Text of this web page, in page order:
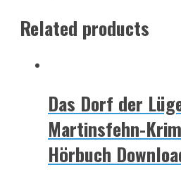
Related products
Das Dorf der
Martinsfehn-
Hörbuch